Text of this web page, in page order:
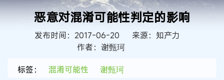
恶意对混淆可能性判定的影响
发布时间：2017-06-20
来源：知产力
作者：谢甄珂
标签： 混淆可能性 谢甄珂